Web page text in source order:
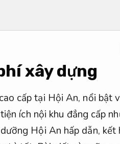
xây dựng
cấp tại Hội An, nổi bật
ích nội khu đẳng cấp
Hội An hấp dẫn, kết